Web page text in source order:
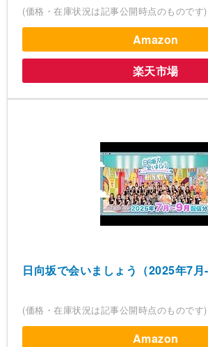
(価格・在庫状況は記事公開時点のものです)
Amazon
楽天市場
日向坂で会いましょう（2025年7月-
(価格・在庫状況は記事公開時点のものです)
Amazon